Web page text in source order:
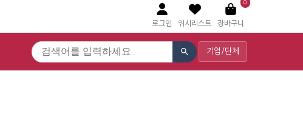
로그인 위시리스트
0
장바구니
기업/단체